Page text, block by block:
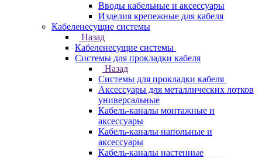
Вводы кабельные и аксессуары
Изделия крепежные для кабеля
Кабеленесущие системы
Назад
Кабеленесущие системы
Системы для прокладки кабеля
Назад
Системы для прокладки кабеля
Аксессуары для металлических лотков
универсальные
Кабель-каналы монтажные и
аксессуары
Кабель-каналы напольные и
аксессуары
Кабель-каналы настенные